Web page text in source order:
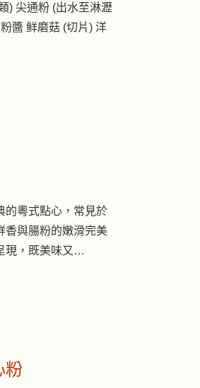
) 尖通粉 (出水至淋瀝
醬 鲜磨菇 (切片) 洋
的粵式點心，常見於
香與腸粉的嫩滑完美
現，既美味又…
粉